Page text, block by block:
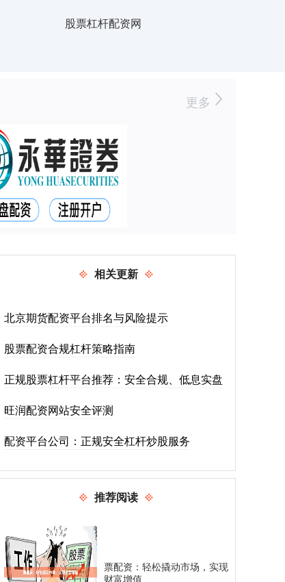
股票杠杆配资网
更多
相关更新
北京期货配资平台排名与风险提示
股票配资合规杠杆策略指南
正规股票杠杆平台推荐：安全合规、低息实盘
旺润配资网站安全评测
配资平台公司：正规安全杠杆炒股服务
推荐阅读
票配资：轻松撬动市场，实现
财富增值